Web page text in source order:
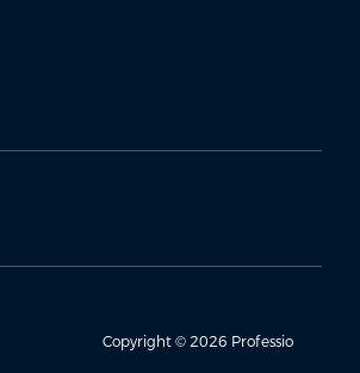
Copyright © 2026 Professio